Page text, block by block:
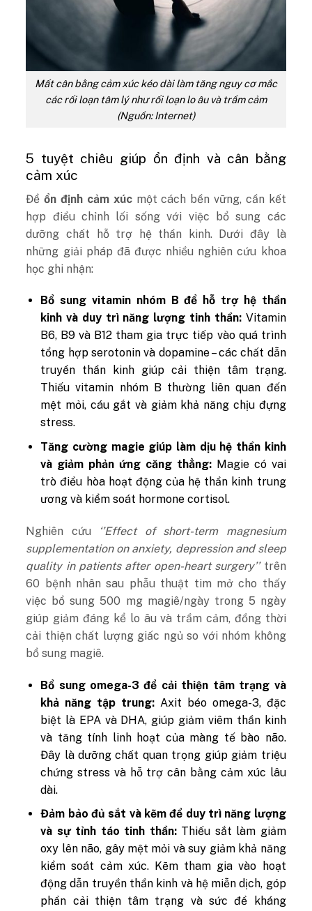
Mất cân bằng cảm xúc kéo dài làm tăng nguy cơ mắc
các rối loạn tâm lý như rối loạn lo âu và trầm cảm
(Nguồn: Internet)
5 tuyệt chiêu giúp ổn định và cân bằng
cảm xúc
Đểổn định cảm xúcmột cách bền vững, cần kết
hợp điều chỉnh lối sống với việc bổ sung các
dưỡng chất hỗ trợ hệ thần kinh. Dưới đây là
những giải pháp đã được nhiều nghiên cứu khoa
học ghi nhận:
Bổ sung vitamin nhóm B để hỗ trợ hệ thần
kinh và duy trì năng lượng tinh thần: Vitamin
B6, B9 và B12 tham gia trực tiếp vào quá trình
tổng hợp serotonin và dopamine – các chất dẫn
truyền thần kinh giúp cải thiện tâm trạng.
Thiếu vitamin nhóm B thường liên quan đến
mệt mỏi, cáu gắt và giảm khả năng chịu đựng
stress.
Tăng cường magie giúp làm dịu hệ thần kinh
và giảm phản ứng căng thẳng: Magie có vai
trò điều hòa hoạt động của hệ thần kinh trung
ương và kiểm soát hormone cortisol.
Nghiên cứu
‘’Effect of short-term magnesium
supplementation on anxiety, depression and sleep
quality in patients after open-heart surgery’’trên
60 bệnh nhân sau phẫu thuật tim mở cho thấy
việc bổ sung 500 mg magiê/ngày trong 5 ngày
giúp giảm đáng kể lo âu và trầm cảm, đồng thời
cải thiện chất lượng giấc ngủ so với nhóm không
bổ sung magiê.
Bổ sung omega-3 để cải thiện tâm trạng và
khả năng tập trung: Axit béo omega-3, đặc
biệt là EPA và DHA, giúp giảm viêm thần kinh
và tăng tính linh hoạt của màng tế bào não.
Đây là dưỡng chất quan trọng giúp giảm triệu
chứng stress và hỗ trợ cân bằng cảm xúc lâu
dài.
Đảm bảo đủ sắt và kẽm để duy trì năng lượng
và sự tỉnh táo tinh thần:Thiếu sắt làm giảm
oxy lên não, gây mệt mỏi và suy giảm khả năng
kiểm soát cảm xúc. Kẽm tham gia vào hoạt
động dẫn truyền thần kinh và hệ miễn dịch, góp
phần cải thiện tâm trạng và sức đề kháng